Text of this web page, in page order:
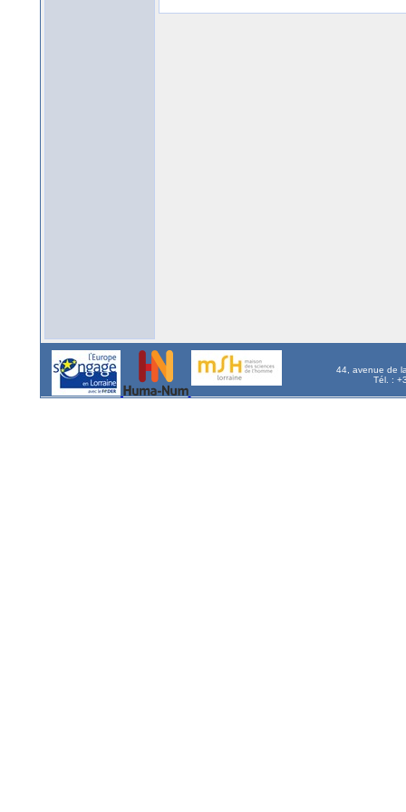
44, avenue de
Tél. :